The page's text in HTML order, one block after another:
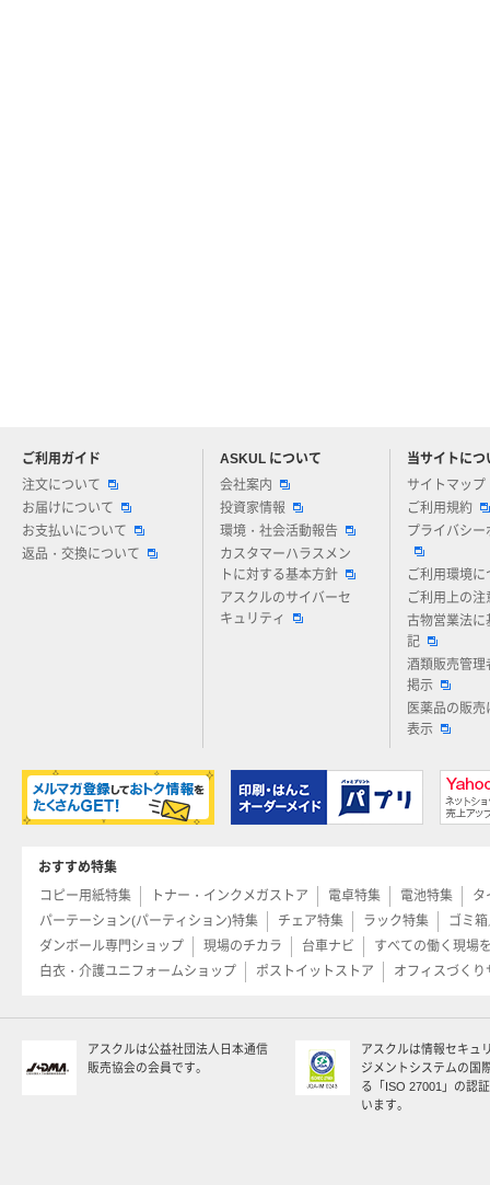
ご利用ガイド
注文について
お届けについて
お支払いについて
返品・交換について
ASKUL について
会社案内
投資家情報
環境・社会活動報告
カスタマーハラスメン
トに対する基本方針
アスクルのサイバーセ
キュリティ
当サイトにつ
サイトマップ
ご利用規約
プライバシー
ご利用環境に
ご利用上の注
古物営業法に
記
酒類販売管理
掲示
医薬品の販売
表示
アスクルについてお気軽にご質問ください
おすすめ特集
コピー用紙特集
トナー・インクメガストア 電卓特集 電池特集
タ
パーテーション(パーティション)特集
チェア特集 ラック特集
ゴミ
ダンボール専門ショップ
現場のチカラ 台車ナビ
すべての働く現場
白衣・介護ユニフォームショップ
ポストイットストア オフィスづくり
アスクルは公益社団法人日本通信
販売協会の会員です。
アスクルは情報セキュ
ジメントシステムの国
る「ISO 27001」の認
います。